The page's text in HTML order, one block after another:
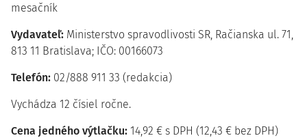
mesačník
Vydavateľ: Ministerstvo spravodlivosti SR, Račianska ul. 71,
813 11 Bratislava; IČO: 00166073
Telefón: 02/888 911 33 (redakcia)
Vychádza 12 čísiel ročne.
Cena jedného výtlačku: 14,92 € s DPH (12,43 € bez DPH)